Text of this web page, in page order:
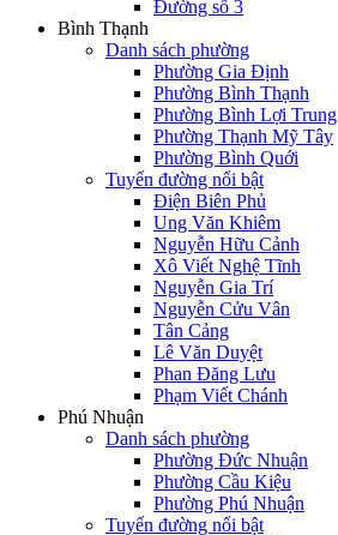
Đường số 3
Bình Thạnh
Danh sách phường
Phường Gia Định
Phường Bình Thạnh
Phường Bình Lợi Trung
Phường Thạnh Mỹ Tây
Phường Bình Quới
Tuyến đường nổi bật
Điện Biên Phủ
Ung Văn Khiêm
Nguyễn Hữu Cảnh
Xô Viết Nghệ Tĩnh
Nguyễn Gia Trí
Nguyễn Cửu Vân
Tân Cảng
Lê Văn Duyệt
Phan Đăng Lưu
Phạm Viết Chánh
Phú Nhuận
Danh sách phường
Phường Đức Nhuận
Phường Cầu Kiệu
Phường Phú Nhuận
Tuyến đường nổi bật